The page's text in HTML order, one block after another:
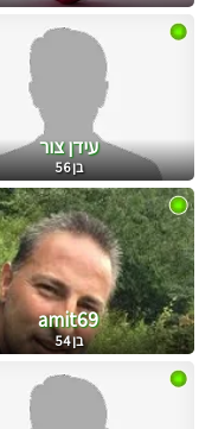
עידן צור
בן 56
amit69
בן 54